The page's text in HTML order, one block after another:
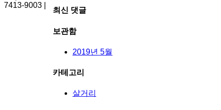
최신 댓글
보관함
2019년 5월
카테고리
살거리
7413-9003 |